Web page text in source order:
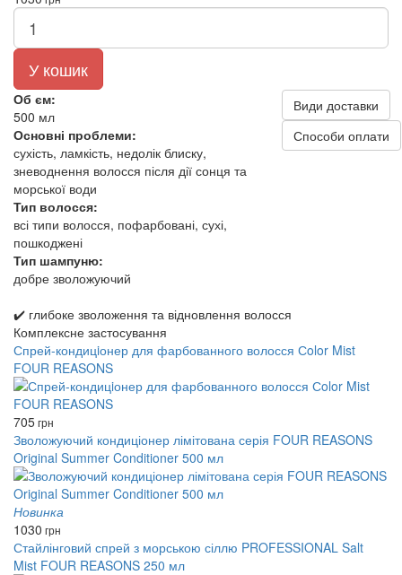
У кошик
Об єм:
500 мл
Основні проблеми:
сухість, ламкість, недолік блиску,
зневоднення волосся після дії сонця та
морської води
Тип волосся:
всі типи волосся, пофарбовані, сухі,
пошкоджені
Тип шампуню:
добре зволожуючий
Види доставки
Способи оплати
✔️ глибоке зволоження та відновлення волосся
Комплексне застосування
Спрей-кондицiонер для фарбованного волосся Сolor Mist
FOUR REASONS
705грн
Зволожуючий кондиціонер лімітована серія FOUR REASONS
Original Summer Conditioner 500 мл
Новинка
1030 грн
Стайлінговий спрей з морською сіллю PROFESSIONAL Salt
Mist FOUR REASONS 250 мл